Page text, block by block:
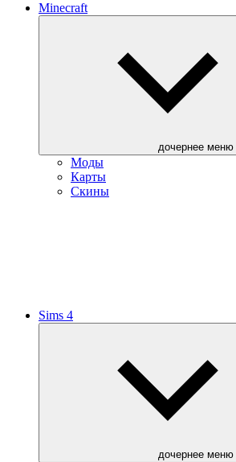
Minecraft
дочернее меню
Моды
Карты
Скины
Sims 4
дочернее меню